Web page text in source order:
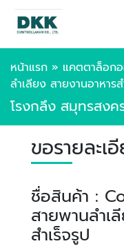
หน้าแรก » แคตตาล็อก
ลำเลียง สายงานอาหารส
โรงกลึง สมุทรสง
ขอรายละเ
ชื่อสินค้า :
สายพานลำเ
สำเร็จรูป